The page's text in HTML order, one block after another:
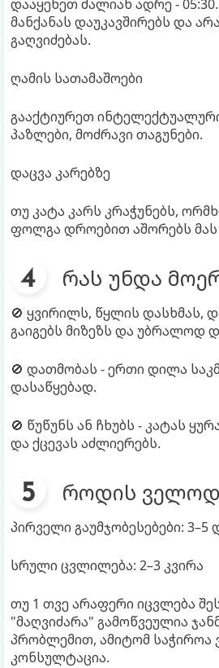
დააყენეთ ძალიან ადრე - 05:30.
მანქანას დაუკავშირებს და
გაღვიძებას.
ღამის სათამაშოები
გააქტიურეთ
პაზლები, მოძრავი თაგუნები.
დაცვა კარებზე
თუ კატა კარს კრაჭუნებს,
ფოლგა დროებით აშორებს მას
რას უნდა
🚫 ყვირილს, წყლის დასხმას,
გაიგებს მიზეზს და უბრალოდ
🚫 დათმობას - ერთი დილა
დასაწყებად.
🚫 წუწუნს ან ჩხუბს - კატას
და ქცევას აძლიერებს.
როდის
პირველი გაუმჯობესებები: 3–5
სრული ცვლილება: 2–3 კვირა
თუ 1 თვე არაფერი იცვლება
"მაღვიძარა" გამოწვეულია
პრობლემით, ამიტომ საჭიროა
კონსულტაცია.